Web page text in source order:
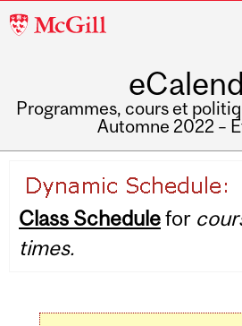
McGill
Programmes, cours et
Automne 2022 –
navigation
Class Schedulefor
times.